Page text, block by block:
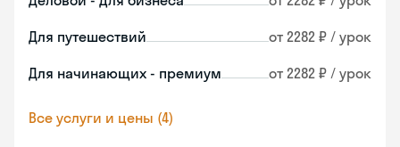
Для путешествий от 2282 ₽ / урок
Для начинающих - премиум от 2282 ₽ / урок
Все услуги и цены (4)